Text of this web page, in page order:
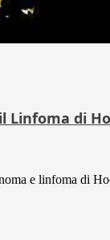
Linfoma di
e linfoma di